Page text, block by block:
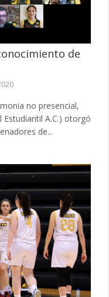
de
no presencial,
Estudiantil A.C.) otorgó
de...